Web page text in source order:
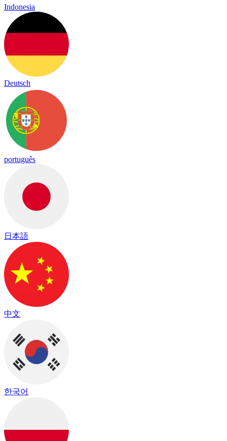
Indonesia
Deutsch
português
日本語
中文
한국어